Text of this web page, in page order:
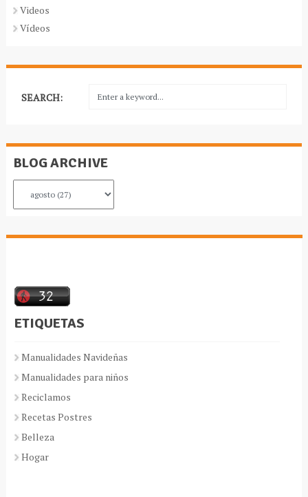
Videos
Vídeos
SEARCH:
BLOG ARCHIVE
ETIQUETAS
Manualidades Navideñas
Manualidades para niños
Reciclamos
Recetas Postres
Belleza
Hogar